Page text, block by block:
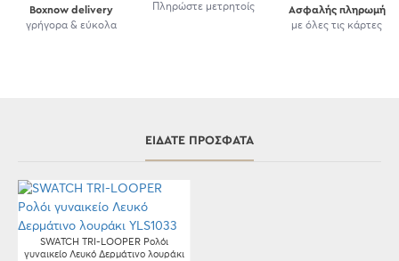
Boxnow delivery
γρήγορα & εύκολα
Πληρώστε μετρητοίς
Ασφαλής πληρωμή
με όλες τις κάρτες
ΕΊΔΑΤΕ ΠΡΌΣΦΑΤΑ
SWATCH TRI-LOOPER Ρολόι
γυναικείο Λευκό Δερμάτινο λουράκι